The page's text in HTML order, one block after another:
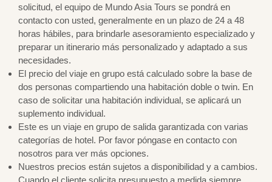
solicitud, el equipo de Mundo Asia Tours se pondrá en
contacto con usted, generalmente en un plazo de 24 a 48
horas hábiles, para brindarle asesoramiento especializado y
preparar un itinerario más personalizado y adaptado a sus
necesidades.
El precio del viaje en grupo está calculado sobre la base de
dos personas compartiendo una habitación doble o twin. En
caso de solicitar una habitación individual, se aplicará un
suplemento individual.
Este es un viaje en grupo de salida garantizada con varias
categorías de hotel. Por favor póngase en contacto con
nosotros para ver más opciones.
Nuestros precios están sujetos a disponibilidad y a cambios.